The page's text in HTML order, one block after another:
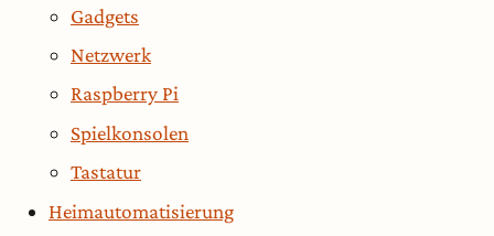
Gadgets
Netzwerk
Raspberry Pi
Spielkonsolen
Tastatur
Heimautomatisierung